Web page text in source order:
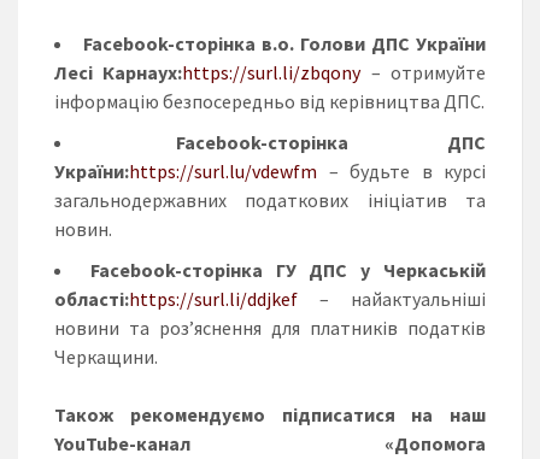
Facebook-сторінка в.о. Голови ДПС України
Лесі Карнаух:https://surl.li/zbqony– отримуйте
інформацію безпосередньо від керівництва ДПС.
Facebook-сторінка ДПС
України:https://surl.lu/vdewfm – будьте в курсі
загальнодержавних податкових ініціатив та
новин.
Facebook-сторінка ГУ ДПС у Черкаській
області:https://surl.li/ddjkef – найактуальніші
новини та роз’яснення для платників податків
Черкащини.
Також рекомендуємо підписатися на наш
YouTube-канал «Допомога